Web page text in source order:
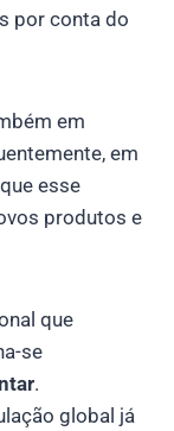
por conta do
em
em
esse
produtos e
que
se
.
global já